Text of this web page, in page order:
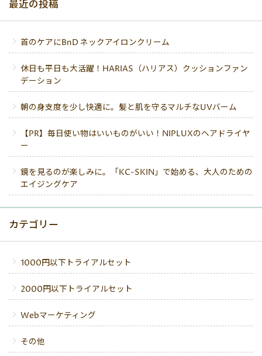
最近の投稿
首のケアにBnD ネックアイロンクリーム
休日も平日も大活躍！HARIAS（ハリアス）クッションファン
デーション
朝の身支度を少し快適に。髪と肌を守るマルチなUVバーム
【PR】毎日使い物はいいものがいい！NIPLUXのヘアドライヤ
ー
鏡を見るのが楽しみに。「KC-SKIN」で始める、大人のための
エイジングケア
カテゴリー
1000円以下トライアルセット
2000円以下トライアルセット
Webマーケティング
その他